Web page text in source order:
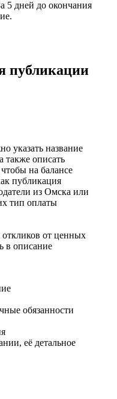
5 дней до окончания
публикации
указать название
также описать
на балансе
публикация
из Омска или
тип оплаты
от ценных
в описание
обязанности
её детальное